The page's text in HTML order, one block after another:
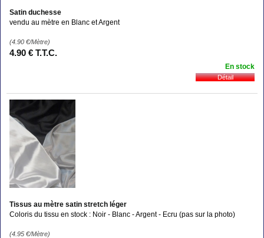
Satin duchesse
vendu au mètre en Blanc et Argent
(4.90 €/Mètre)
4.90 € T.T.C.
En stock
Tissus au mètre satin stretch léger
Coloris du tissu en stock : Noir - Blanc - Argent - Ecru (pas sur la photo)
(4.95 €/Mètre)